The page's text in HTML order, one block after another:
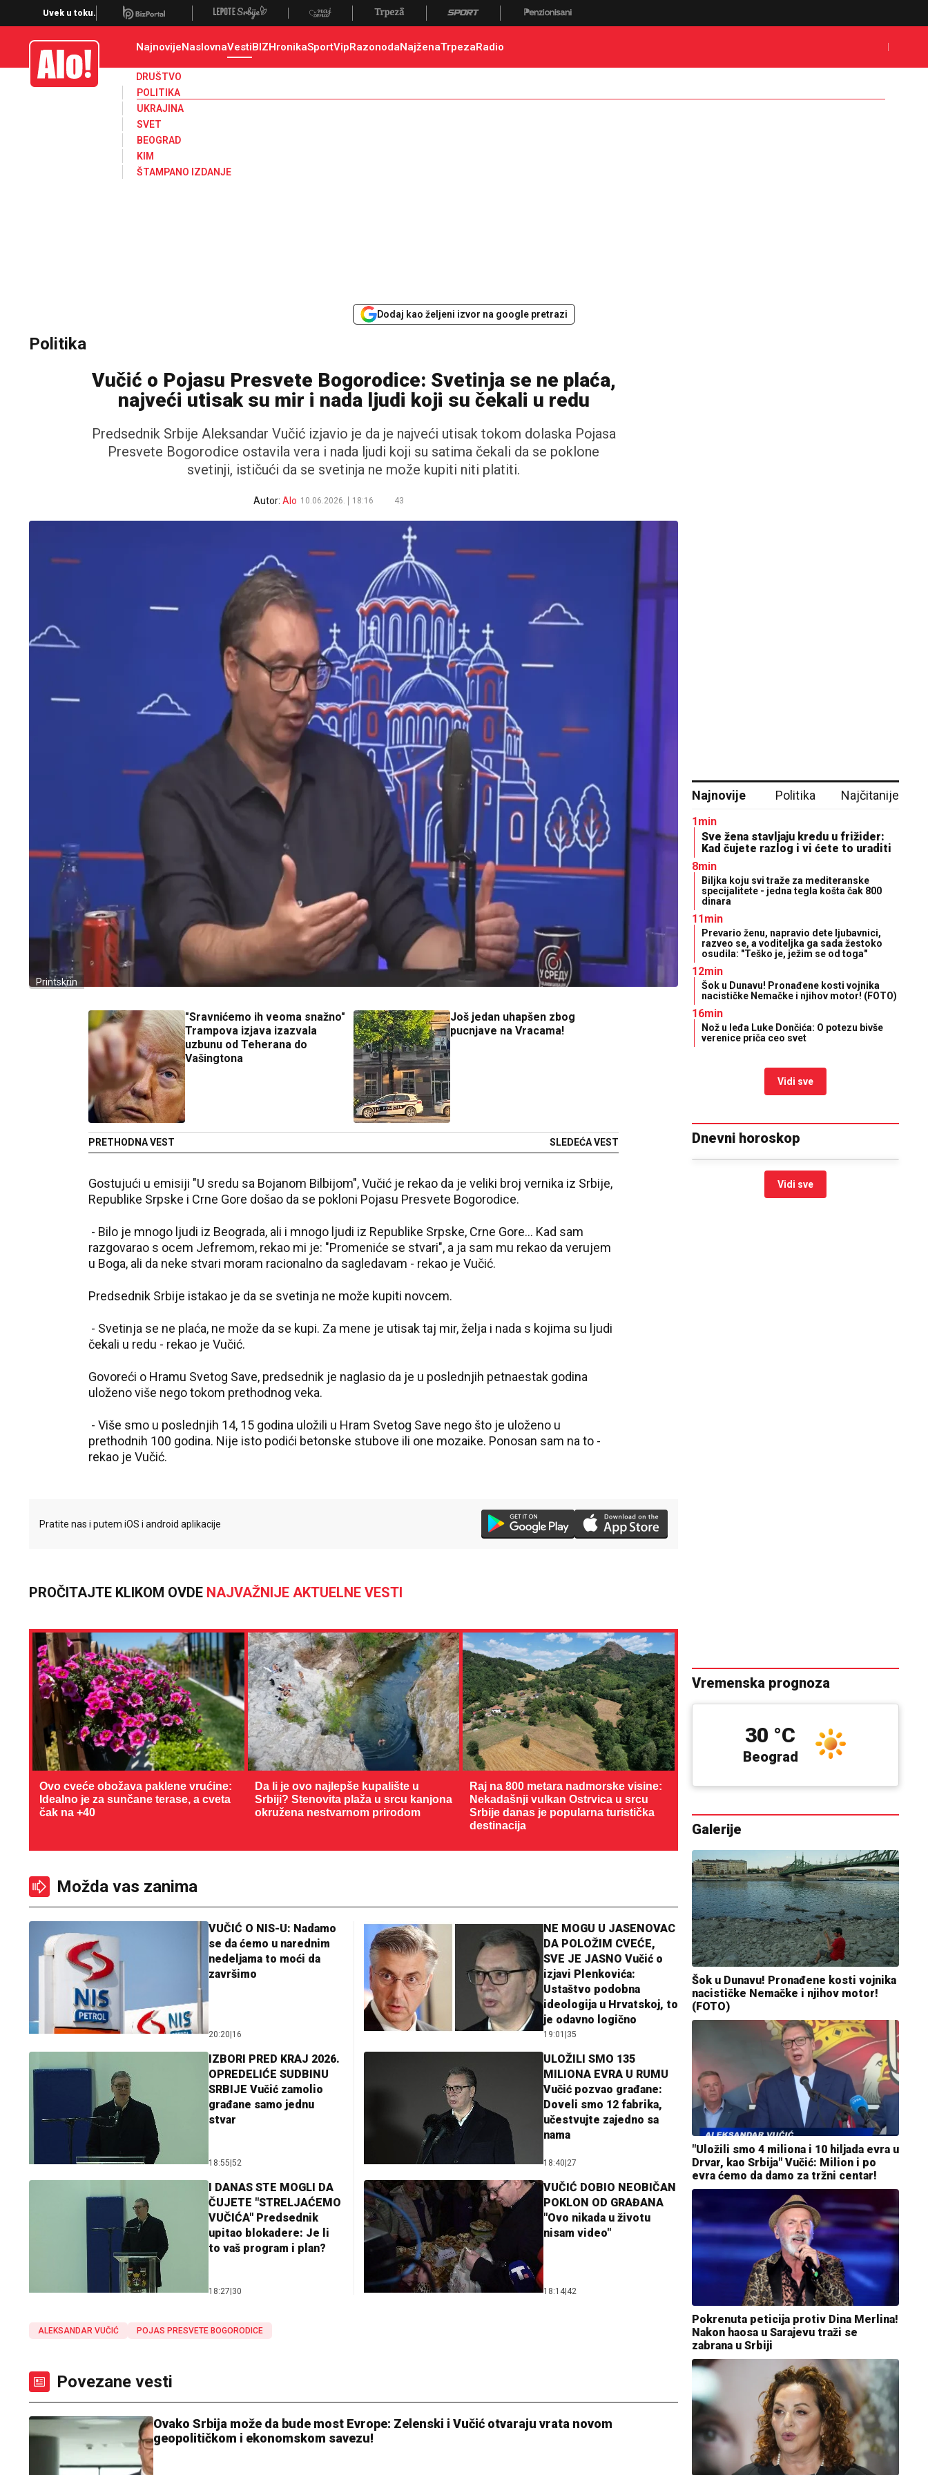
Uvek u toku.
Alo NajnovijeNaslovnaVestiBIZHronikaSportVipRazonodaNajženaTrpezaRadio
DRUŠTVO
POLITIKA
UKRAJINA
SVET
BEOGRAD
KIM
ŠTAMPANO IZDANJE
Dodaj kao željeni izvor na google pretrazi
Politika
Vučić o Pojasu Presvete Bogorodice: Svetinja se ne plaća,
najveći utisak su mir i nada ljudi koji su čekali u redu
Predsednik Srbije Aleksandar Vučić izjavio je da je najveći utisak tokom dolaska Pojasa
Presvete Bogorodice ostavila vera i nada ljudi koji su satima čekali da se poklone
svetinji, ističući da se svetinja ne može kupiti niti platiti.
Autor: Alo 10.06.2026. 18:16 43
Printskrin
"Sravnićemo ih veoma snažno"
Trampova izjava izazvala
uzbunu od Teherana do
Vašingtona
PRETHODNA VEST
Još jedan uhapšen zbog
pucnjave na Vracama!
SLEDEĆA VEST
Gostujući u emisiji "U sredu sa Bojanom Bilbijom", Vučić je rekao da je veliki broj vernika iz Srbije,
Republike Srpske i Crne Gore došao da se pokloni Pojasu Presvete Bogorodice.
- Bilo je mnogo ljudi iz Beograda, ali i mnogo ljudi iz Republike Srpske, Crne Gore... Kad sam
razgovarao s ocem Jefremom, rekao mi je: "Promeniće se stvari", a ja sam mu rekao da verujem
u Boga, ali da neke stvari moram racionalno da sagledavam - rekao je Vučić.
Predsednik Srbije istakao je da se svetinja ne može kupiti novcem.
- Svetinja se ne plaća, ne može da se kupi. Za mene je utisak taj mir, želja i nada s kojima su ljudi
čekali u redu - rekao je Vučić.
Govoreći o Hramu Svetog Save, predsednik je naglasio da je u poslednjih petnaestak godina
uloženo više nego tokom prethodnog veka.
- Više smo u poslednjih 14, 15 godina uložili u Hram Svetog Save nego što je uloženo u
prethodnih 100 godina. Nije isto podići betonske stubove ili one mozaike. Ponosan sam na to -
rekao je Vučić.
Pratite nas i putem iOS i android aplikacije
PROČITAJTE KLIKOM OVDE NAJVAŽNIJE AKTUELNE VESTI
Ovo cveće obožava paklene vrućine:
Idealno je za sunčane terase, a cveta
čak na +40
Da li je ovo najlepše kupalište u
Srbiji? Stenovita plaža u srcu kanjona
okružena nestvarnom prirodom
Raj na 800 metara nadmorske visine:
Nekadašnji vulkan Ostrvica u srcu
Srbije danas je popularna turistička
destinacija
Možda vas zanima
VUČIĆ O NIS-U: Nadamo
se da ćemo u narednim
nedeljama to moći da
završimo
20:20 16
NE MOGU U JASENOVAC
DA POLOŽIM CVEĆE,
SVE JE JASNO Vučić o
izjavi Plenkovića:
Ustaštvo podobna
ideologija u Hrvatskoj, to
je odavno logično
19:01 35
IZBORI PRED KRAJ 2026.
OPREDELIĆE SUDBINU
SRBIJE Vučić zamolio
građane samo jednu
stvar
18:55 52
ULOŽILI SMO 135
MILIONA EVRA U RUMU
Vučić pozvao građane:
Doveli smo 12 fabrika,
učestvujte zajedno sa
nama
18:40 27
I DANAS STE MOGLI DA
ČUJETE "STRELJAĆEMO
VUČIĆA" Predsednik
upitao blokadere: Je li
to vaš program i plan?
18:27 30
VUČIĆ DOBIO NEOBIČAN
POKLON OD GRAĐANA
"Ovo nikada u životu
nisam video"
18:14 42
ALEKSANDAR VUČIĆ POJAS PRESVETE BOGORODICE
Povezane vesti
Ovako Srbija može da bude most Evrope: Zelenski i Vučić otvaraju vrata novom
geopolitičkom i ekonomskom savezu!
Najnovije Politika Najčitanije
1min
Sve žena stavljaju kredu u frižider:
Kad čujete razlog i vi ćete to uraditi
8min
Biljka koju svi traže za mediteranske
specijalitete - jedna tegla košta čak 800
dinara
11min
Prevario ženu, napravio dete ljubavnici,
razveo se, a voditeljka ga sada žestoko
osudila: "Teško je, ježim se od toga"
12min
Šok u Dunavu! Pronađene kosti vojnika
nacističke Nemačke i njihov motor! (FOTO)
16min
Nož u leđa Luke Dončića: O potezu bivše
verenice priča ceo svet
Vidi sve
Dnevni horoskop
Vidi sve
Vremenska prognoza
Loznica
27 °C
Beograd
30 °C
Galerije
Šok u Dunavu! Pronađene kosti vojnika
nacističke Nemačke i njihov motor!
(FOTO)
"Uložili smo 4 miliona i 10 hiljada evra u
Drvar, kao Srbija" Vučić: Milion i po
evra ćemo da damo za tržni centar!
Pokrenuta peticija protiv Dina Merlina!
Nakon haosa u Sarajevu traži se
zabrana u Srbiji